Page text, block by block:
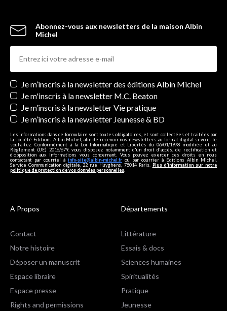
Abonnez-vous aux newsletters de la maison Albin
Michel
Newsletters
Je m’inscris à la newsletter des éditions Albin Michel
Je m'inscris à la newsletter M.C. Beaton
Je m’inscris à la newsletter Vie pratique
Je m’inscris à la newsletter Jeunesse & BD
Les informations dans ce formulaire sont toutes obligatoires, et sont collectées et traitées par
la société Editions Albin Michel, afin de recevoir nos newsletters au format digital si vous le
souhaitez. Conformément à la Loi Informatique et Libertés du 06/01/1978 modifiée et au
Règlement (UE) 2016/679, vous disposez notamment d'un droit d'accès, de rectification et
d’opposition aux informations vous concernant. Vous pouvez exercer ces droits en nous
contactant par courriel à info-site@albin-michel.fr ou par courrier à Editions Albin Michel,
Service Communication digitale, 22 rue Huyghens, 75014 Paris. Plus d’information sur notre
politique de protection de vos données personnelles
A Propos
Contact
Notre histoire
Déposer un manuscrit
Espace libraire
Espace presse
Rights and permissions
Départements
Littérature
Essais & docs
Sciences humaines
Spiritualités
Pratique
Jeunesse